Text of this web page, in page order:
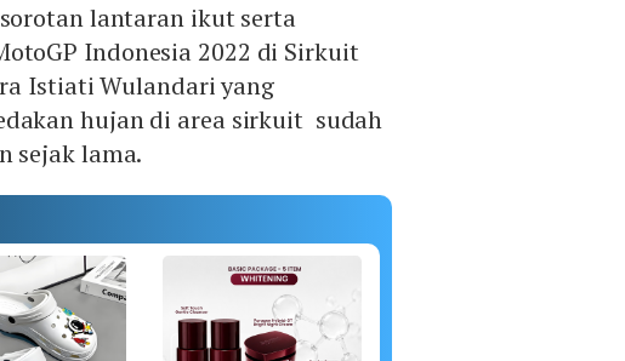
lantaran ikut serta
Indonesia 2022 di Sirkuit
Istiati Wulandari yang
hujan di area sirkuit sudah
sejak lama.